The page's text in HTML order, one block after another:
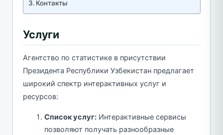
Контакты
Услуги
Агентство по статистике в присутствии
Президента Республики Узбекистан предлагает
широкий спектр интерактивных услуг и
ресурсов:
Список услуг: Интерактивные сервисы
позволяют получать разнообразные